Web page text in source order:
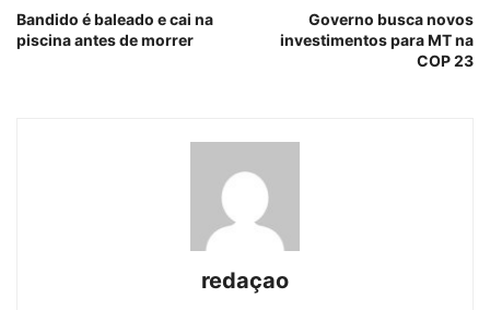
Bandido é baleado e cai na
piscina antes de morrer
Governo busca novos
investimentos para MT na
COP 23
redaçao